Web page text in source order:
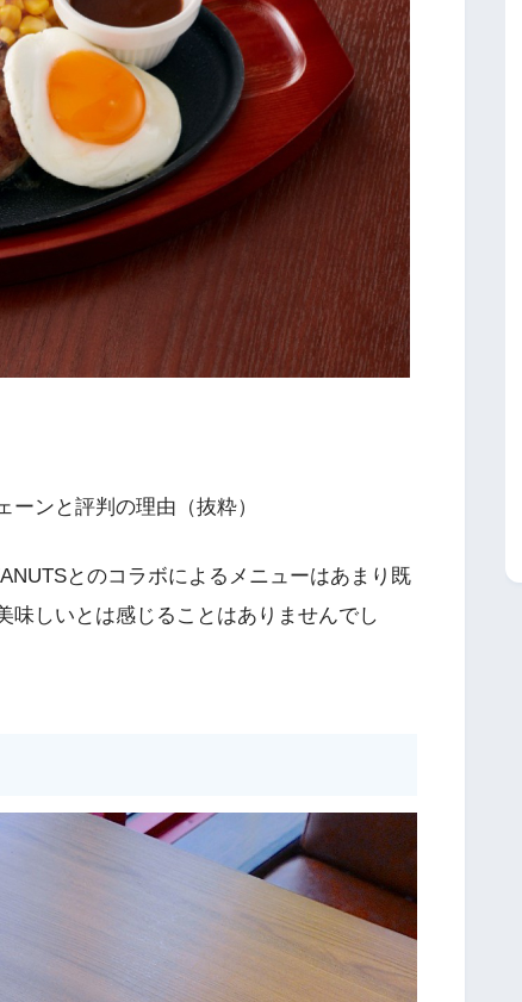
ンと評判の理由（抜粋）
とのコラボによるメニューはあまり既
味しいとは感じることはありませんでし